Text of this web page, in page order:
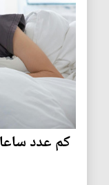
كم عدد